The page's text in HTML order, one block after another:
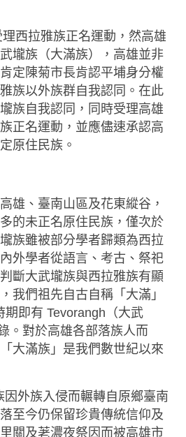
西拉雅族正名運動，然高雄
壠族（大滿族），高雄並非
定陳菊市長肯認平埔身分權
族以外族群自我認同。在此
族自我認同，同時受理高雄
正名運動，並應儘速承認高
原住民族。
雄、臺南山區及花東縱谷，
的未正名原住民族，僅次於
族雖被部分學者歸類為西拉
外學者從語言、考古、祭祀
斷大武壠族與西拉雅族有顯
我們祖先自古自稱「大滿」
期即有 Tevorangh（大武
。對於高雄各部落族人而
大滿族」是我們數世紀以來
外族入侵而輾轉自原鄉臺南
至今仍保留珍貴傳統信仰及
關及荖濃夜祭因而被高雄市